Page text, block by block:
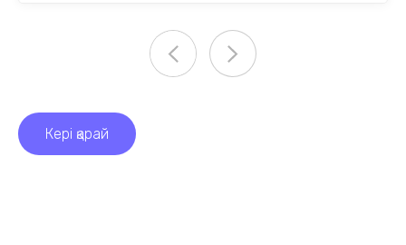
Кері қарай